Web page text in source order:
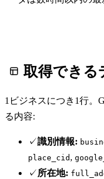
取得できる
1ビジネスにつき1行。
る内容:
✓識別情報:
place_cid ,
✓所在地: